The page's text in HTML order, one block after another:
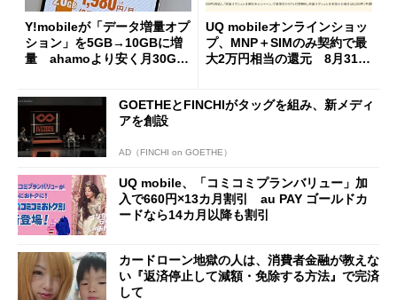
Y!mobileが「データ増量オプ
ション」を5GB→10GBに増
量 ahamoより安く月30GB
UQ mobileオンラインショッ
プ、MNP＋SIMのみ契約で最
大2万円相当の還元 8月31日
GOETHEとFINCHIがタッグを組み、新メディ
アを創設
AD（FINCHI on GOETHE）
UQ mobile、「コミコミプランバリュー」加
入で660円×13カ月割引 au PAY ゴールドカ
ードなら14カ月以降も割引
カードローン地獄の人は、消費者金融が教えな
い『返済停止して減額・免除する方法』で完済
して